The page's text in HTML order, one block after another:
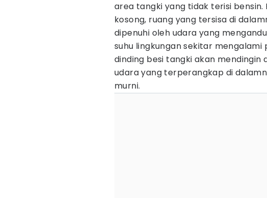
area tangki yang tidak terisi
kosong, ruang yang tersisa di
dipenuhi oleh udara yang
suhu lingkungan sekitar mengalami
dinding besi tangki akan mendingin
udara yang terperangkap di
murni.